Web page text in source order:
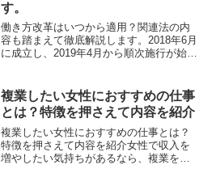
す。
働き方改革はいつから適用？関連法の内
容も踏まえて徹底解説します。2018年6月
に成立し、2019年4月から順次施行が始ま
改正されました。しかし、法律や企業規
模によって...
複業したい女性におすすめの仕事
とは？特徴を押さえて内容を紹介
複業したい女性におすすめの仕事とは？
特徴を押さえて内容を紹介女性で収入を
増やしたい気持ちがあるなら、複業を検